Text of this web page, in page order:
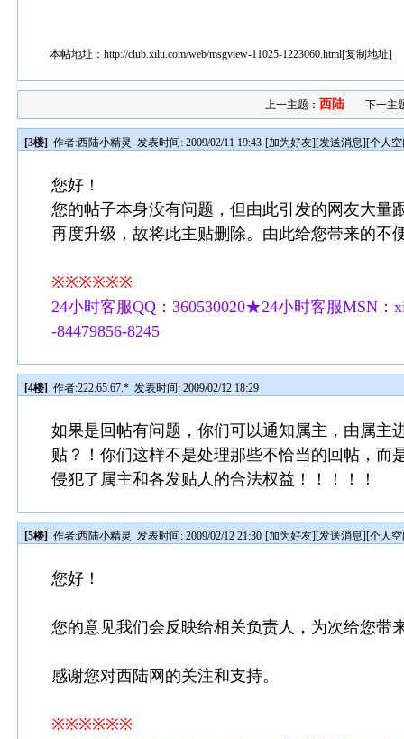
本帖地址：http://club.xilu.com/web/msgview-11025-1223060.html[复制地址]
上一主题： 西陆 下一主
[3楼] 作者:西陆小精灵 发表时间: 2009/02/11 19:43 [加为好友][发送消息][个人
您好！
您的帖子本身没有问题，但由此引发的网友大量
再度升级，故将此主贴删除。由此给您带来的不
※※※※※※
24小时客服QQ：360530020★24小时客服MSN
-84479856-8245
[4楼] 作者:222.65.67.* 发表时间: 2009/02/12 18:29
如果是回帖有问题，你们可以通知属主，由属主
贴？！你们这样不是处理那些不恰当的回帖，
侵犯了属主和各发贴人的合法权益！！！！！
[5楼] 作者:西陆小精灵 发表时间: 2009/02/12 21:30 [加为好友][发送消息][个人
您好！
您的意见我们会反映给相关负责人，为次给您带
感谢您对西陆网的关注和支持。
※※※※※※